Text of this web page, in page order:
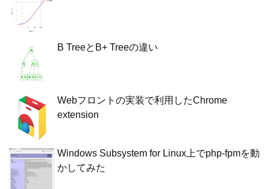
B TreeとB+ Treeの違い
Webフロントの実装で利用したChrome
extension
Windows Subsystem for Linux上でphp-fpmを動
かしてみた